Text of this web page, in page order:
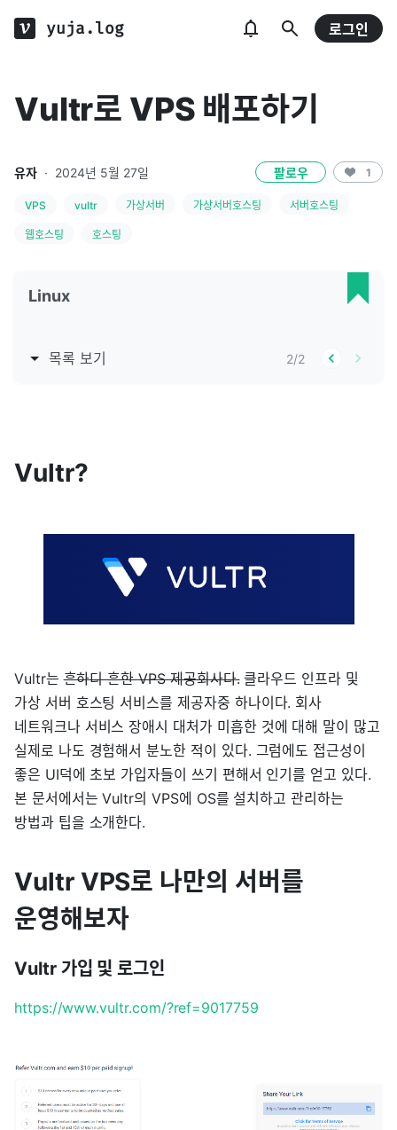
yuja.log 로그인
Vultr로 VPS 배포하기
유자 · 2024년 5월 27일 팔로우 1
VPS vultr 가상서버 가상서버호스팅 서버호스팅
웹호스팅 호스팅
Linux
목록 보기 2/2
Vultr?
Vultr는흔하디 흔한 VPS 제공회사다.클라우드 인프라 및
가상 서버 호스팅 서비스를 제공자중 하나이다. 회사
네트워크나 서비스 장애시 대처가 미흡한 것에 대해 말이 많고
실제로 나도 경험해서 분노한 적이 있다. 그럼에도 접근성이
좋은 UI덕에 초보 가입자들이 쓰기 편해서 인기를 얻고 있다.
본 문서에서는 Vultr의 VPS에 OS를 설치하고 관리하는
방법과 팁을 소개한다.
Vultr VPS로 나만의 서버를
운영해보자
Vultr 가입 및 로그인
https://www.vultr.com/?ref=9017759